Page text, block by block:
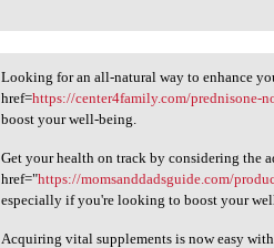
Looking for an all-natural
Looking for an all-natural way to enhance
href=https://center4family.com/prednisone-
boost your well-being.
Get your health on track by considering the
href="https://momsanddadsguide.com/
especially if you're looking to boost your
Acquiring vital supplements is now easy